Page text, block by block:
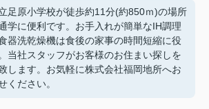
足原小学校が徒歩約11分(約850ｍ)の場所
学に便利です。お手入れが簡単なIH調理
器洗乾燥機は食後の家事の時間短縮に役
当社スタッフがお客様のお住まい探しを
します。お気軽に株式会社福岡地所へお
ください。